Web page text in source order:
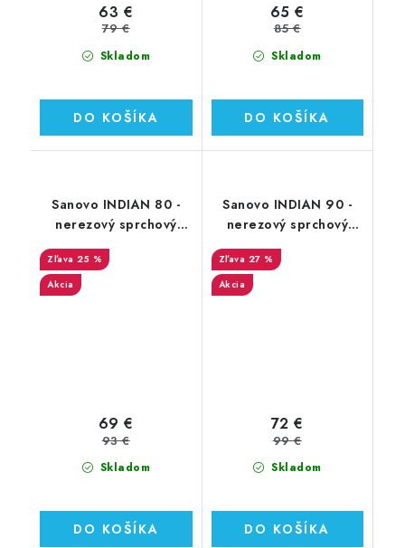
Skladom
63 €
79 €
DO KOŠÍKA
Skladom
65 €
85 €
DO KOŠÍKA
Sanovo INDIAN 80 -
nerezový sprchový
25 %
Akcia
Skladom
69 €
93 €
DO KOŠÍKA
Sanovo INDIAN 90 -
nerezový sprchový
27 %
Akcia
Skladom
72 €
99 €
DO KOŠÍKA